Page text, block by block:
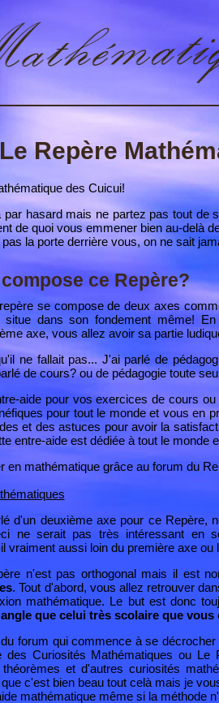
Le Repère
des Cuicui!
hasard mais ne partez pas tout
de quoi vous emmener bien au-delà
la porte derrière vous, on ne sait
ce Repère?
se compose de deux axes
situe dans son fondement même! En
axe, vous allez avoir sa partie
ne fallait pas... J'ai parlé de
de cours? ou de pédagogie toute
aide pour vos exercices de cours
pour tout le monde et vous en
et des astuces pour avoir la
entre-aide est dédiée à tout le monde
en mathématique grâce au forum du
d'un deuxième axe pour ce
ne serait pas très intéressant en
vraiment aussi loin du première axe
n'est pas orthogonal mais il est
. Tout d'abord, vous allez retrouver
mathématique. Le but est donc
que celui très scolaire que
forum qui commence à se
des Curiosités Mathématiques ou Le
et d'autres curiosités
c'est bien beau tout celà mais je
mathématique même si la méthode